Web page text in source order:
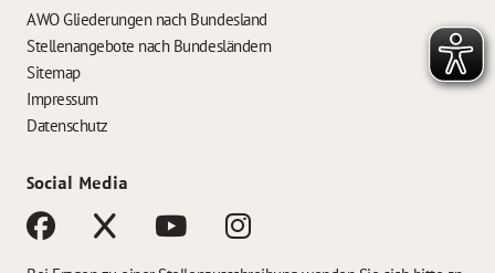
AWO Gliederungen nach Bundesland
Stellenangebote nach Bundesländern
Sitemap
Impressum
Datenschutz
Social Media